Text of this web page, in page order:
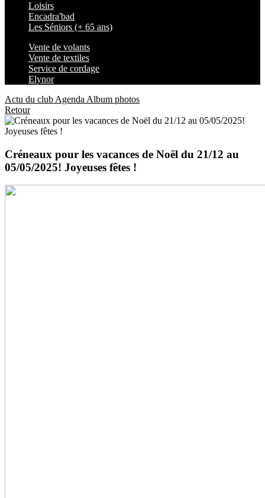
Loisirs
Encadra'bad
Les Séniors (+ 65 ans)
Vente de volants
Vente de textiles
Service de cordage
Elynor
Actu du club Agenda Album photos
Retour
Créneaux pour les vacances de Noël du 21/12 au
05/05/2025! Joyeuses fêtes !